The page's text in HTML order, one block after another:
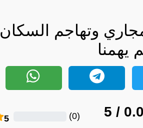
وتهاجم السكان
يهمنا
0.0
/ 5
5 (
0
)